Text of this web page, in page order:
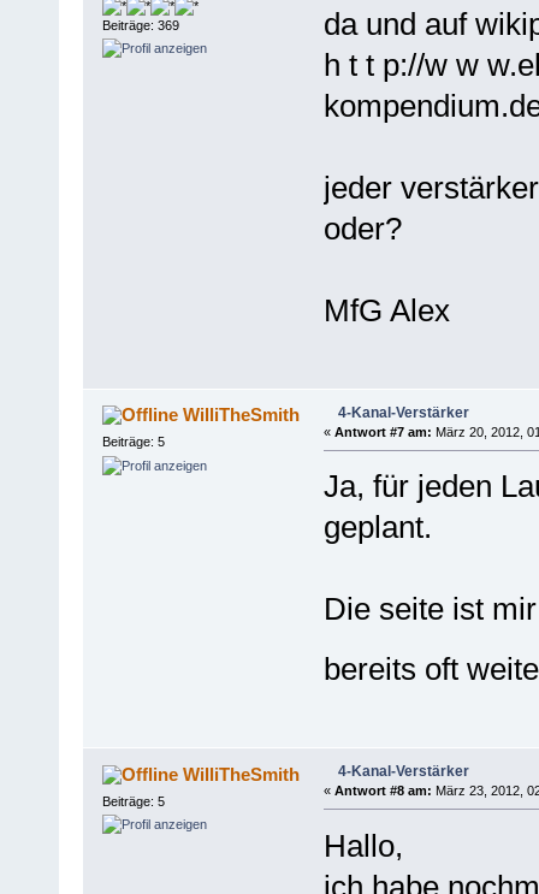
Beiträge: 369
da und auf
h t t p://w w
jeder
oder?
MfG Alex
WilliTheSmith
Beiträge: 5
4-Kanal-Verstärker
« Antwort #7 am: März 20, 2012,
Ja, für jeden
geplant.
Die seite ist
bereits oft
WilliTheSmith
Beiträge: 5
4-Kanal-Verstärker
« Antwort #8 am: März 23, 2012,
Hallo,
ich habe